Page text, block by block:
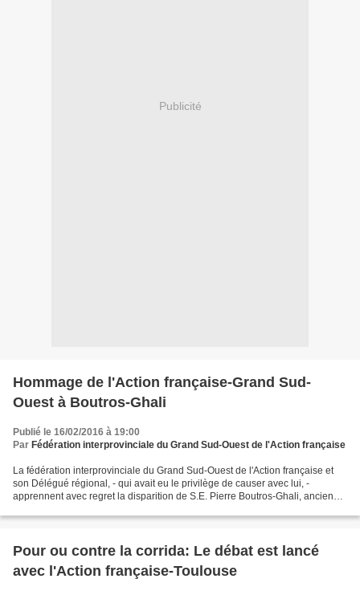
Publicité
Hommage de l'Action française-Grand Sud-
Ouest à Boutros-Ghali
Publié le 16/02/2016 à 19:00
Par Fédération interprovinciale du Grand Sud-Ouest de l'Action française
La fédération interprovinciale du Grand Sud-Ouest de l'Action française et
son Délégué régional, - qui avait eu le privilège de causer avec lui, -
apprennent avec regret la disparition de S.E. Pierre Boutros-Ghali, ancien
Pour ou contre la corrida: Le débat est lancé
avec l'Action française-Toulouse